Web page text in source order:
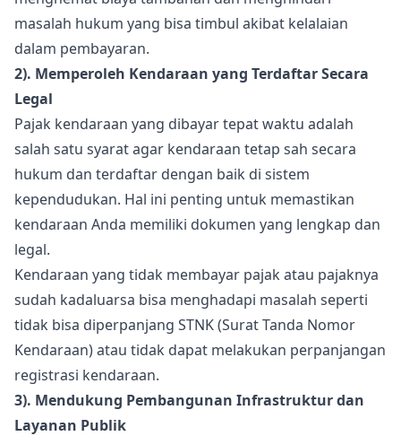
masalah hukum yang bisa timbul akibat kelalaian
dalam pembayaran.
2). Memperoleh Kendaraan yang Terdaftar Secara
Legal
Pajak kendaraan yang dibayar tepat waktu adalah
salah satu syarat agar kendaraan tetap sah secara
hukum dan terdaftar dengan baik di sistem
kependudukan. Hal ini penting untuk memastikan
kendaraan Anda memiliki dokumen yang lengkap dan
legal.
Kendaraan yang tidak membayar pajak atau pajaknya
sudah kadaluarsa bisa menghadapi masalah seperti
tidak bisa diperpanjang STNK (Surat Tanda Nomor
Kendaraan) atau tidak dapat melakukan perpanjangan
registrasi kendaraan.
3). Mendukung Pembangunan Infrastruktur dan
Layanan Publik